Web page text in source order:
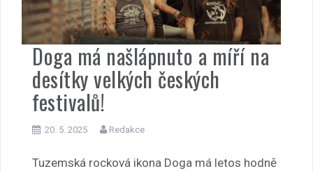
Doga má našlápnuto a míří na
desítky velkých českých
festivalů!
20. 5. 2025 Redakce
Tuzemská rocková ikona Doga má letos hodně